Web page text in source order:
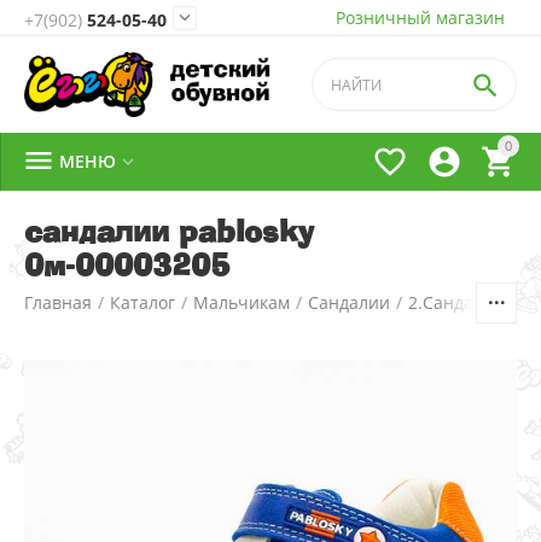
Розничный магазин
+7(902) 524-05-40 
0




 МЕНЮ 
сандалии pablosky
0м-00003205
Главная / Каталог / Мальчикам / Сандалии / 2.Сандалии д/м